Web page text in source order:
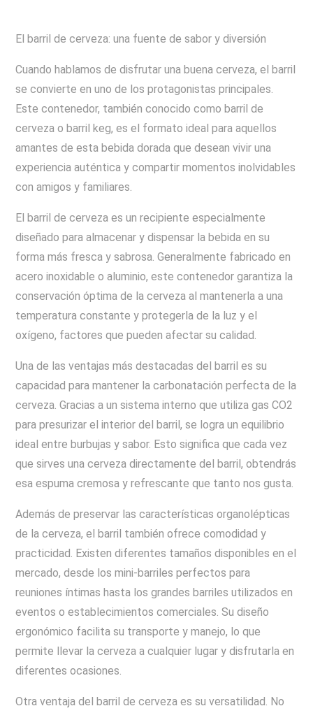
El barril de cerveza: una fuente de sabor y diversión
Cuando hablamos de disfrutar una buena cerveza, el barril
se convierte en uno de los protagonistas principales.
Este contenedor, también conocido como barril de
cerveza o barril keg, es el formato ideal para aquellos
amantes de esta bebida dorada que desean vivir una
experiencia auténtica y compartir momentos inolvidables
con amigos y familiares.
El barril de cerveza es un recipiente especialmente
diseñado para almacenar y dispensar la bebida en su
forma más fresca y sabrosa. Generalmente fabricado en
acero inoxidable o aluminio, este contenedor garantiza la
conservación óptima de la cerveza al mantenerla a una
temperatura constante y protegerla de la luz y el
oxígeno, factores que pueden afectar su calidad.
Una de las ventajas más destacadas del barril es su
capacidad para mantener la carbonatación perfecta de la
cerveza. Gracias a un sistema interno que utiliza gas CO2
para presurizar el interior del barril, se logra un equilibrio
ideal entre burbujas y sabor. Esto significa que cada vez
que sirves una cerveza directamente del barril, obtendrás
esa espuma cremosa y refrescante que tanto nos gusta.
Además de preservar las características organolépticas
de la cerveza, el barril también ofrece comodidad y
practicidad. Existen diferentes tamaños disponibles en el
mercado, desde los mini-barriles perfectos para
reuniones íntimas hasta los grandes barriles utilizados en
eventos o establecimientos comerciales. Su diseño
ergonómico facilita su transporte y manejo, lo que
permite llevar la cerveza a cualquier lugar y disfrutarla en
diferentes ocasiones.
Otra ventaja del barril de cerveza es su versatilidad. No